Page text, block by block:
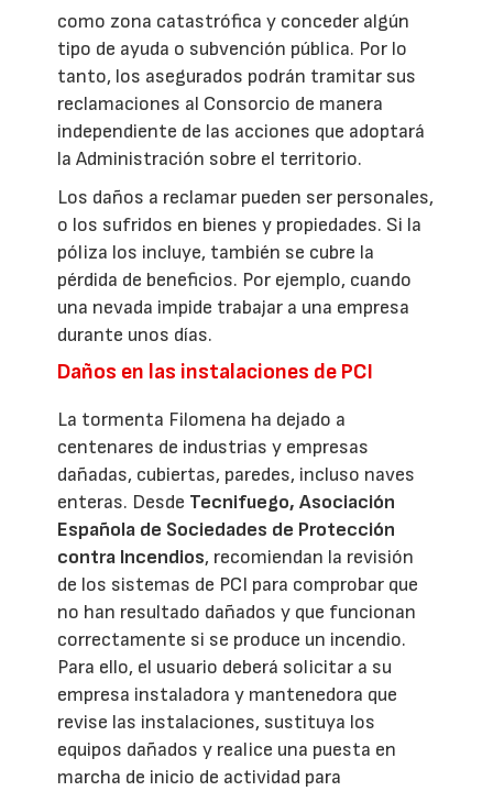
como zona catastrófica y conceder algún
tipo de ayuda o subvención pública. Por lo
tanto, los asegurados podrán tramitar sus
reclamaciones al Consorcio de manera
independiente de las acciones que adoptará
la Administración sobre el territorio.
Los daños a reclamar pueden ser personales,
o los sufridos en bienes y propiedades. Si la
póliza los incluye, también se cubre la
pérdida de beneficios. Por ejemplo, cuando
una nevada impide trabajar a una empresa
durante unos días.
Daños en las instalaciones de PCI
La tormenta Filomena ha dejado a
centenares de industrias y empresas
dañadas, cubiertas, paredes, incluso naves
enteras. Desde Tecnifuego, Asociación
Española de Sociedades de Protección
contra Incendios, recomiendan la revisión
de los sistemas de PCI para comprobar que
no han resultado dañados y que funcionan
correctamente si se produce un incendio.
Para ello, el usuario deberá solicitar a su
empresa instaladora y mantenedora que
revise las instalaciones, sustituya los
equipos dañados y realice una puesta en
marcha de inicio de actividad para